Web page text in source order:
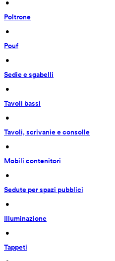
•
Poltrone
•
Pouf
•
Sedie e sgabelli
•
Tavoli bassi
•
Tavoli, scrivanie e consolle
•
Mobili contenitori
•
Sedute per spazi pubblici
•
Illuminazione
•
Tappeti